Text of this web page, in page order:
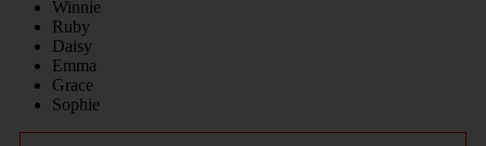
Winnie
Ruby
Daisy
Emma
Grace
Sophie